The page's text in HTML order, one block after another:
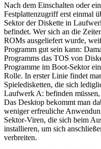
Nach dem Einschalten oder
Festplattenzugriff erst einmal
Sektor der Diskette in
befindet. Wer sich an die
ROMs ausgeliefert wurde,
Programm gut sein kann:
Programms das TOS von
Programme im Boot-Sektor
Rolle. In erster Linie findet
Spieledisketten, die sich
Laufwerk A: befinden
Das Desktop bekommt man
weniger erfreuliche
Sektor-Viren, die sich beim
installieren, um sich
verbreiten.